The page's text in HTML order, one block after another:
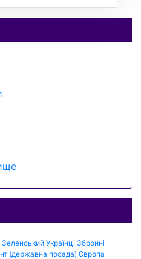
Українці Збройні
(державна посада) Європа